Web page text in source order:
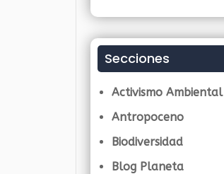
Secciones
Activismo Ambiental
Antropoceno
Biodiversidad
Blog Planeta